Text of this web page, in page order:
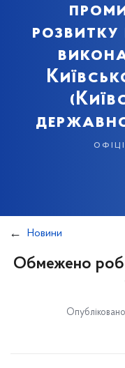
Новини
Обмежено